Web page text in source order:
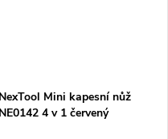
NexTool Mini kapesní nůž
NE0142 4 v 1 červený